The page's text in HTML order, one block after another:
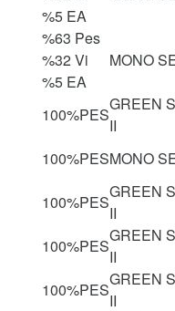
%5 EA
%63 Pes
%32 Vi
%5 EA
MONO
100%PES
GREEN
II
100%PESMONO
100%PES
GREEN
II
100%PES
GREEN
II
100%PES
GREEN
II